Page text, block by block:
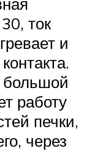
ток
и
большой
работу
печки,
через